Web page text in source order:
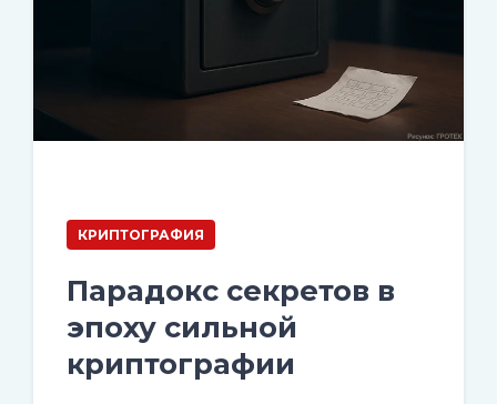
КРИПТОГРАФИЯ
Парадокс секретов в
эпоху сильной
криптографии